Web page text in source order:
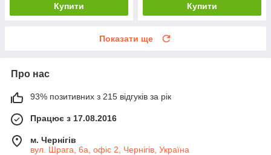
Купити Купити
Показати ще
Про нас
93% позитивних з 215 відгуків за рік
Працює з 17.08.2016
м. Чернігів
вул. Шрага, 6а, офіс 2, Чернігів, Україна